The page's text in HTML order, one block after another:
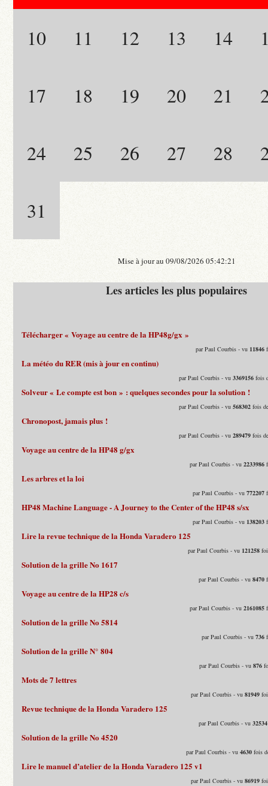
10 11 12 13 14
17 18 19 20 21
24 25 26 27 28
31
Mise à jour au 09/08/2026 05:42:21
Les articles les plus populaires
Télécharger « Voyage au centre de la HP48g/gx »
par Paul Courbis - vu 11846
La météo du RER (mis à jour en continu)
par Paul Courbis - vu3369156 fois
Solveur « Le compte est bon » : quelques secondes pour la solution !
par Paul Courbis - vu568302 fois
Chronopost, jamais plus !
par Paul Courbis - vu289479 fois
Voyage au centre de la HP48 g/gx
par Paul Courbis - vu2233986
Les arbres et la loi
par Paul Courbis - vu772207
HP48 Machine Language - A Journey to the Center of the HP48 s/sx
par Paul Courbis - vu 138203
Lire la revue technique de la Honda Varadero 125
par Paul Courbis - vu 121258
Solution de la grille No 1617
par Paul Courbis - vu8470
Voyage au centre de la HP28 c/s
par Paul Courbis - vu2161085
Solution de la grille No 5814
par Paul Courbis - vu736
Solution de la grille N° 804
par Paul Courbis - vu876
Mots de 7 lettres
par Paul Courbis - vu81949
Revue technique de la Honda Varadero 125
par Paul Courbis - vu32534
Solution de la grille No 4520
par Paul Courbis - vu4630 fois
Lire le manuel d’atelier de la Honda Varadero 125 v1
par Paul Courbis - vu86919